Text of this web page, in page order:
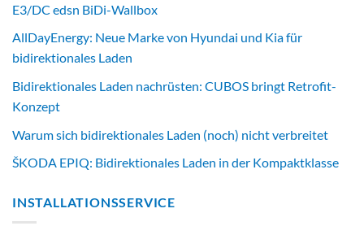
E3/DC edsn BiDi-Wallbox
AllDayEnergy: Neue Marke von Hyundai und Kia für
bidirektionales Laden
Bidirektionales Laden nachrüsten: CUBOS bringt Retrofit-
Konzept
Warum sich bidirektionales Laden (noch) nicht verbreitet
ŠKODA EPIQ: Bidirektionales Laden in der Kompaktklasse
INSTALLATIONSSERVICE